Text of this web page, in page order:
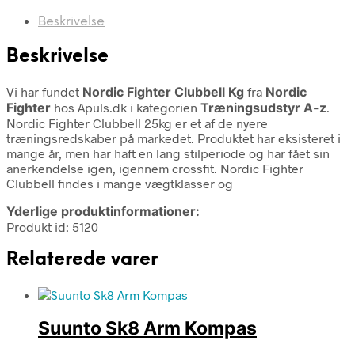
Beskrivelse
Beskrivelse
Vi har fundet Nordic Fighter Clubbell Kg fra Nordic
Fighter hos Apuls.dk i kategorien Træningsudstyr A-z.
Nordic Fighter Clubbell 25kg er et af de nyere
træningsredskaber på markedet. Produktet har eksisteret i
mange år, men har haft en lang stilperiode og har fået sin
anerkendelse igen, igennem crossfit. Nordic Fighter
Clubbell findes i mange vægtklasser og
Yderlige produktinformationer:
Produkt id: 5120
Relaterede varer
Suunto Sk8 Arm Kompas